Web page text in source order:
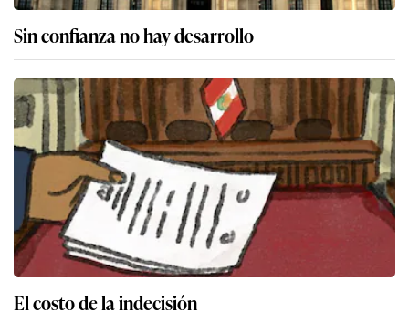
Sin confianza no hay desarrollo
El costo de la indecisión